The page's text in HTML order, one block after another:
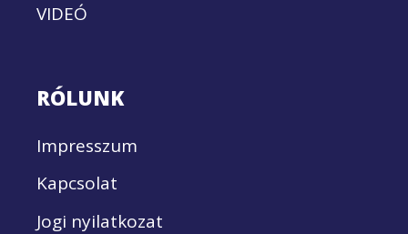
VIDEÓ
RÓLUNK
Impresszum
Kapcsolat
Jogi nyilatkozat